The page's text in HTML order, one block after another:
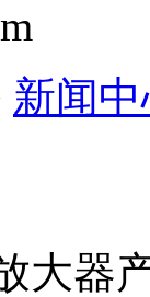
新闻
大器